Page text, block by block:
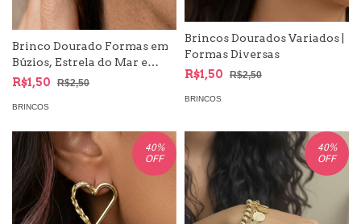
Brinco Dourado Formas em
Búzios, Estrela do Mar e
Concha | Moda Mar e
R$1,50 R$2,50
BRINCOS
Brincos Dourados Variados |
Formas Diversas
R$1,50
R$2,50
BRINCOS
40%
OFF
40%
OFF